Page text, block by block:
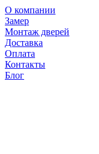
О компании
Замер
Монтаж дверей
Доставка
Оплата
Контакты
Блог